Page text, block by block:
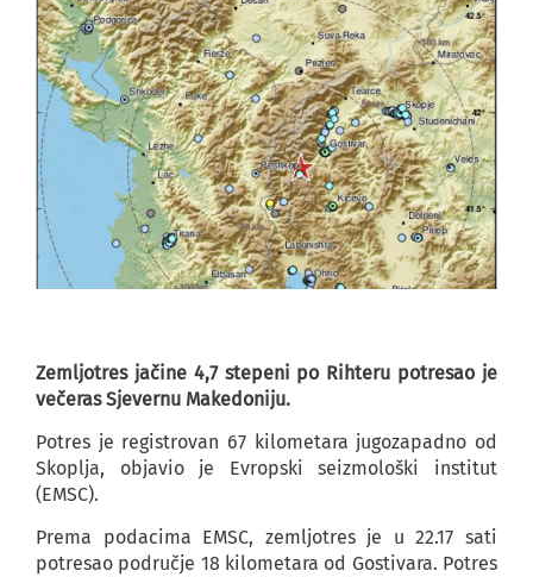
Zemljotres jačine 4,7 stepeni po Rihteru potresao je
večeras Sjevernu Makedoniju.
Potres je registrovan 67 kilometara jugozapadno od
Skoplja, objavio je Evropski seizmološki institut
(EMSC).
Prema podacima EMSC, zemljotres je u 22.17 sati
potresao područje 18 kilometara od Gostivara. Potres